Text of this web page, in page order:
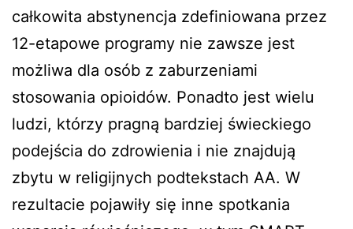
całkowita abstynencja zdefiniowana przez
12-etapowe programy nie zawsze jest
możliwa dla osób z zaburzeniami
stosowania opioidów. Ponadto jest wielu
ludzi, którzy pragną bardziej świeckiego
podejścia do zdrowienia i nie znajdują
zbytu w religijnych podtekstach AA. W
rezultacie pojawiły się inne spotkania